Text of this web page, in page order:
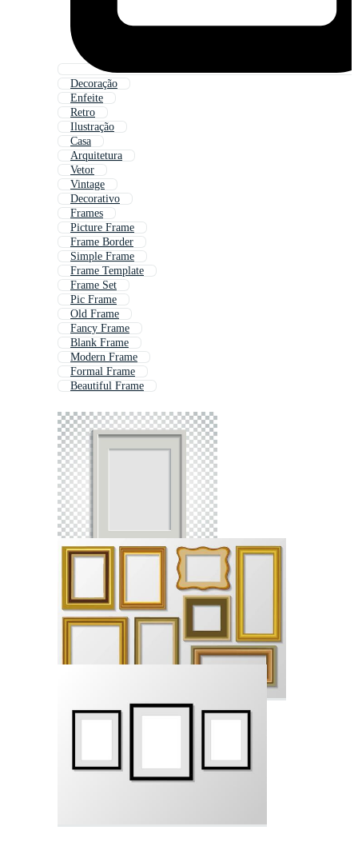
Decoração
Enfeite
Retro
Ilustração
Casa
Arquitetura
Vetor
Vintage
Decorativo
Frames
Picture Frame
Frame Border
Simple Frame
Frame Template
Frame Set
Pic Frame
Old Frame
Fancy Frame
Blank Frame
Modern Frame
Formal Frame
Beautiful Frame